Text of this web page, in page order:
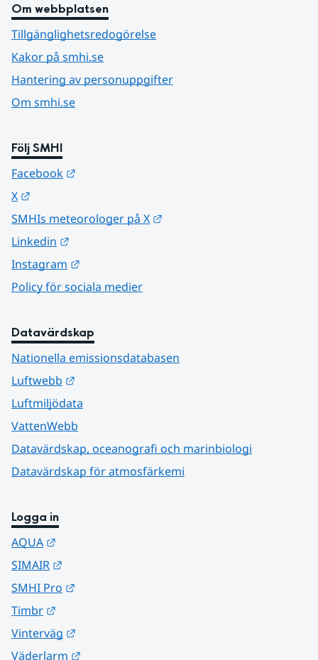
Om webbplatsen
Tillgänglighetsredogörelse
Kakor på smhi.se
Hantering av personuppgifter
Om smhi.se
Följ SMHI
Facebook
X
SMHIs meteorologer på X
Linkedin
Instagram
Policy för sociala medier
Datavärdskap
Nationella emissionsdatabasen
Luftwebb
Luftmiljödata
VattenWebb
Datavärdskap, oceanografi och marinbiologi
Datavärdskap för atmosfärkemi
Logga in
AQUA
SIMAIR
SMHI Pro
Timbr
Vinterväg
Väderlarm